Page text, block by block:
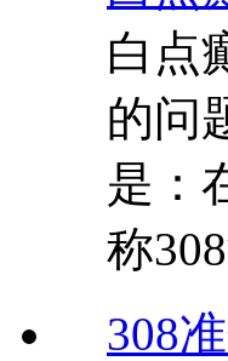
白点
的问
是：
称
308